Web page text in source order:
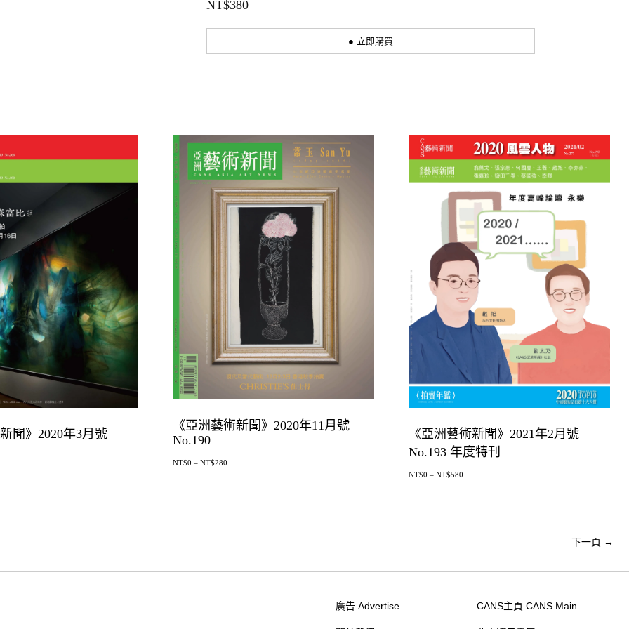
NT$380
● 立即購買
聞》2020年3月號
《亞洲藝術新聞》2020年11月號
No.190
NT$0 –NT$280
《亞洲藝術新聞》2021年2月號
No.193 年度特刊
NT$0 –NT$580
下一頁 →
廣告 Advertise CANS主頁 CANS Main